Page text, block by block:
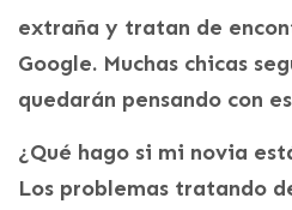
extraña y tratan de
Google. Muchas chicas
quedarán pensando con
¿Qué hago si mi novia
Los problemas tratando